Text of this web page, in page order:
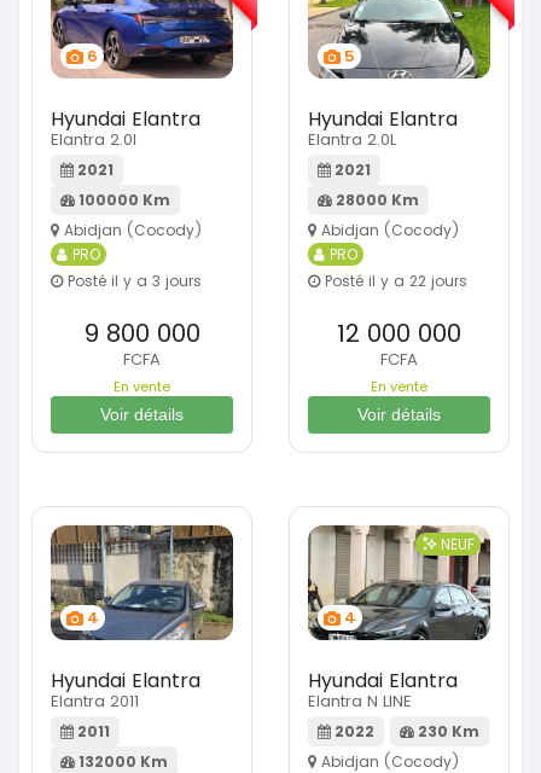
6
Hyundai Elantra
Elantra 2.0l
2021
100000 Km
Abidjan (Cocody)
PRO
Posté il y a 3 jours
9 800 000
FCFA
En vente
Voir détails
5
Hyundai Elantra
Elantra 2.0L
2021
28000 Km
Abidjan (Cocody)
PRO
Posté il y a 22 jours
12 000 000
FCFA
En vente
Voir détails
4
Hyundai Elantra
Elantra 2011
2011
132000 Km
4
NEUF
Hyundai Elantra
Elantra N LINE
2022
230 Km
Abidjan (Cocody)